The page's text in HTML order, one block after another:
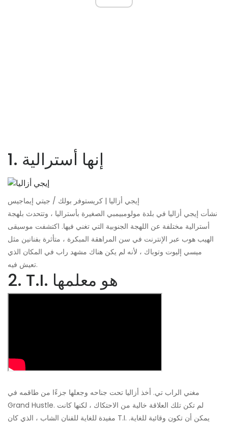
1. إنها أسترالية
إيجي أزاليا | كريستوفر بولك / جيتي إيماجيس
نشأت إيجي أزاليا في بلدة مولومبيمبي الصغيرة بأستراليا ، وتتحدث بلهجة
أسترالية مختلفة عن اللهجة الجنوبية التي تغني فيها. اكتشفت موسيقى
الهيب هوب عبر الإنترنت في سن المراهقة المبكرة ، متأثرة بفنانين مثل
ميسي إليوت وتوباك ، لأنه لم يكن هناك مشهد راب في المكان الذي
تعيش فيه.
2. T.I. هو معلمها
مغني الراب تي. أخذ أزاليا تحت جناحه وجعلها جزءًا من طاقمه في
Grand Hustle. لم تكن تلك العلاقة خالية من الاحتكاك ، لكنها كانت
مفيدة للغاية للفنان الشاب ، الذي كان T.I. يمكن أن تكون وقائية للغاية.